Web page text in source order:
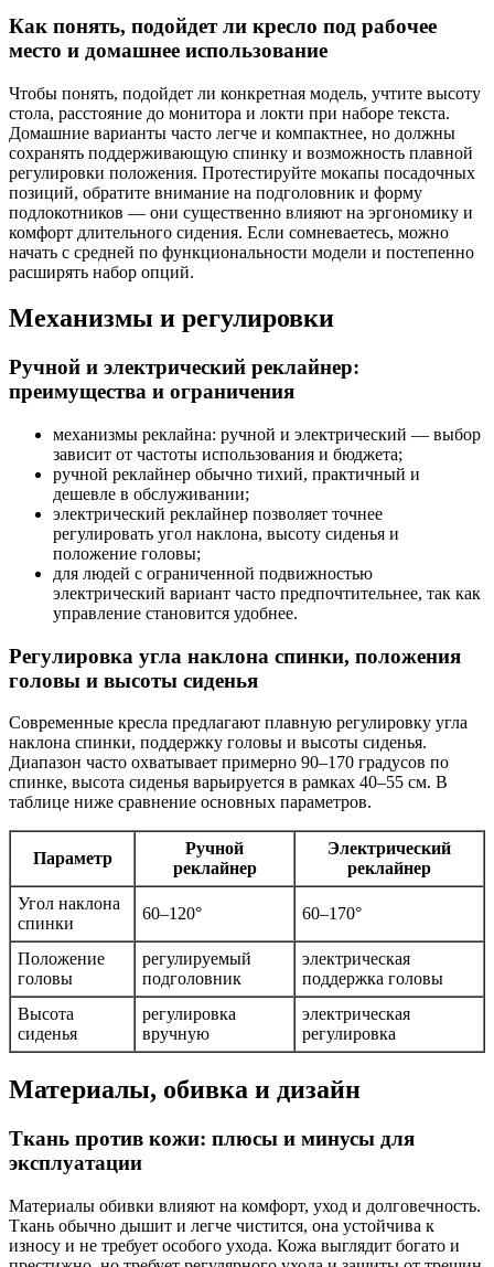
Как понять, подойдет ли кресло под рабочее
место и домашнее использование
Чтобы понять, подойдет ли конкретная модель, учтите высоту
стола, расстояние до монитора и локти при наборе текста.
Домашние варианты часто легче и компактнее, но должны
сохранять поддерживающую спинку и возможность плавной
регулировки положения. Протестируйте мокапы посадочных
позиций, обратите внимание на подголовник и форму
подлокотников — они существенно влияют на эргономику и
комфорт длительного сидения. Если сомневаетесь, можно
начать с средней по функциональности модели и постепенно
расширять набор опций.
Механизмы и регулировки
Ручной и электрический реклайнер:
преимущества и ограничения
механизмы реклайна: ручной и электрический — выбор
зависит от частоты использования и бюджета;
ручной реклайнер обычно тихий, практичный и
дешевле в обслуживании;
электрический реклайнер позволяет точнее
регулировать угол наклона, высоту сиденья и
положение головы;
для людей с ограниченной подвижностью
электрический вариант часто предпочтительнее, так как
управление становится удобнее.
Регулировка угла наклона спинки, положения
головы и высоты сиденья
Современные кресла предлагают плавную регулировку угла
наклона спинки, поддержку головы и высоты сиденья.
Диапазон часто охватывает примерно 90–170 градусов по
спинке, высота сиденья варьируется в рамках 40–55 см. В
таблице ниже сравнение основных параметров.
Параметр
Ручной
реклайнер
Электрический
реклайнер
Угол наклона
спинки
60–120° 60–170°
Положение
головы
регулируемый
подголовник
электрическая
поддержка головы
Высота
сиденья
регулировка
вручную
электрическая
регулировка
Материалы, обивка и дизайн
Ткань против кожи: плюсы и минусы для
эксплуатации
Материалы обивки влияют на комфорт, уход и долговечность.
Ткань обычно дышит и легче чистится, она устойчива к
износу и не требует особого ухода. Кожа выглядит богато и